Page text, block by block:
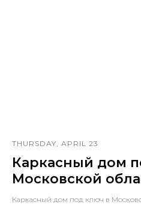
THURSDAY, APRIL 23
Каркасный дом
Московской
Каркасный дом под ключ в